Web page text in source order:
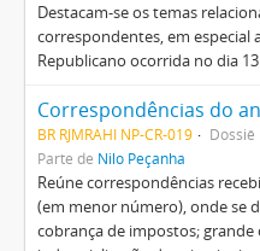
Destacam-se os temas
correspondentes, em especial
Republicano ocorrida no dia
Correspondências do
BR RJMRAHI NP-CR-019 Dossiê
Parte de Nilo Peçanha
Reúne correspondências
(em menor número), onde se
cobrança de impostos;